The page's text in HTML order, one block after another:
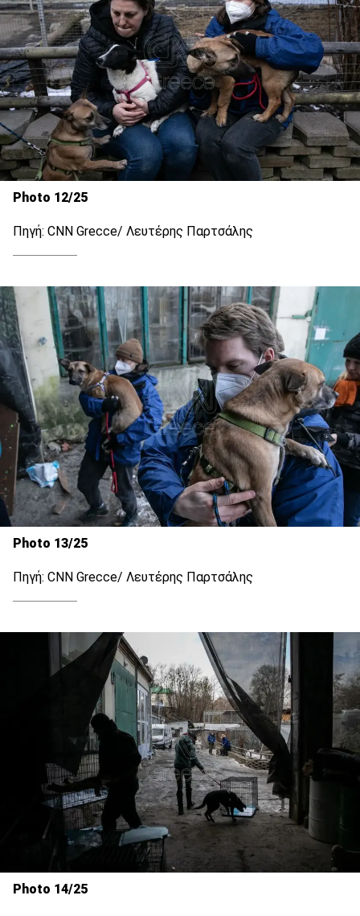
Photo 12/25
Πηγή: CNN Grecce/ Λευτέρης Παρτσάλης
Photo 13/25
Πηγή: CNN Grecce/ Λευτέρης Παρτσάλης
Photo 14/25